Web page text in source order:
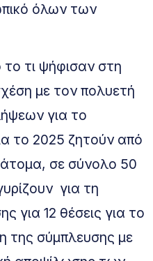
όλων των
το τι ψήφισαν στη
με τον πολυετή
για το
το 2025 ζητούν από
σε σύνολο 50
για τη
για 12 θέσεις για το
της σύμπλευσης με